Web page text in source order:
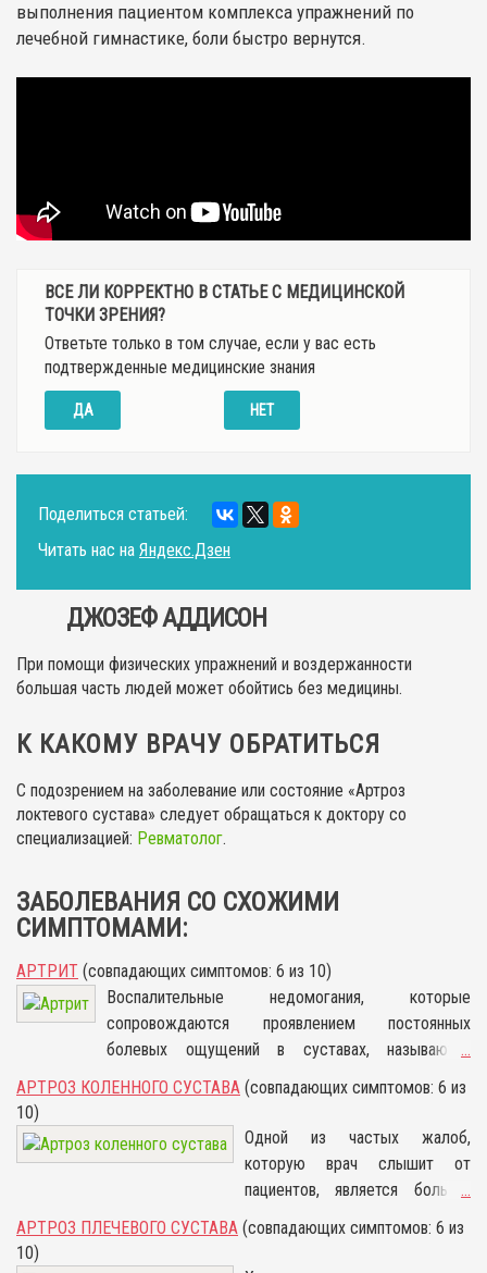
выполнения пациентом комплекса упражнений по
лечебной гимнастике, боли быстро вернутся.
ВСЕ ЛИ КОРРЕКТНО В СТАТЬЕ С МЕДИЦИНСКОЙ
ТОЧКИ ЗРЕНИЯ?
Ответьте только в том случае, если у вас есть
подтвержденные медицинские знания
ДА НЕТ
Поделиться статьей:
Читать нас на Яндекс.Дзен
ДЖОЗЕФ АДДИСОН
При помощи физических упражнений и воздержанности
большая часть людей может обойтись без медицины.
К КАКОМУ ВРАЧУ ОБРАТИТЬСЯ
С подозрением на заболевание или состояние «Артроз
локтевого сустава» следует обращаться к доктору со
специализацией: Ревматолог.
ЗАБОЛЕВАНИЯ СО СХОЖИМИ
СИМПТОМАМИ:
АРТРИТ (совпадающих симптомов: 6 из 10)
Воспалительные недомогания, которые
сопровождаются проявлением постоянных
болевых ощущений в суставах, называются
артритом. По сути, артрит — это заболевание,
которое способствует истончению хрящей
суставов, изменению связок и суставной капсулы.
Если заболевание не лечить, то происходит
усугубление процесса, приводящее к деформации
...
АРТРОЗ КОЛЕННОГО СУСТАВА (совпадающих симптомов: 6 из
10)
Одной из частых жалоб,
которую врач слышит от
пациентов, является боль в
коленях. Чем она вызвана, не
всегда можно сказать сразу,
ведь колени могут страдать от
...
АРТРОЗ ПЛЕЧЕВОГО СУСТАВА (совпадающих симптомов: 6 из
10)